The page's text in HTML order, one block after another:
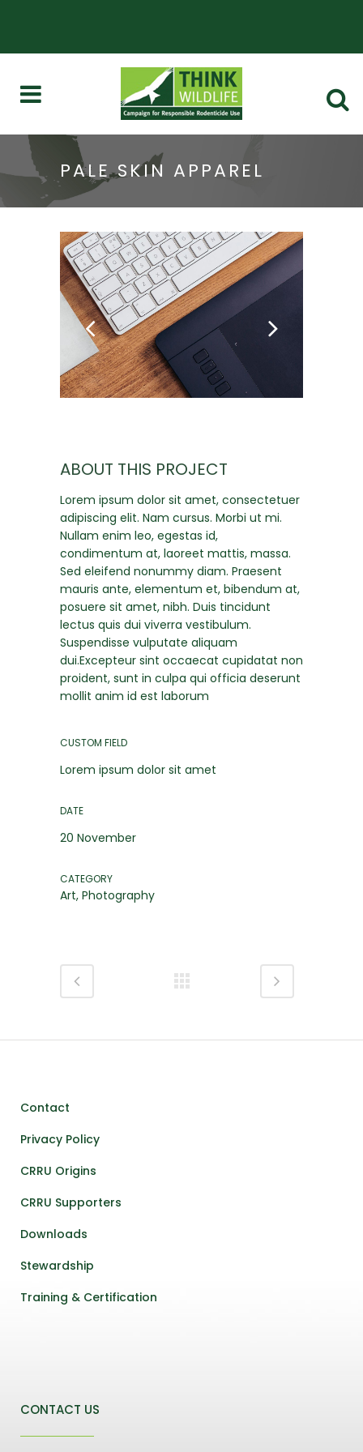
PALE SKIN APPAREL
ABOUT THIS PROJECT
Lorem ipsum dolor sit amet, consectetuer
adipiscing elit. Nam cursus. Morbi ut mi.
Nullam enim leo, egestas id,
condimentum at, laoreet mattis, massa.
Sed eleifend nonummy diam. Praesent
mauris ante, elementum et, bibendum at,
posuere sit amet, nibh. Duis tincidunt
lectus quis dui viverra vestibulum.
Suspendisse vulputate aliquam
dui.Excepteur sint occaecat cupidatat non
proident, sunt in culpa qui officia deserunt
mollit anim id est laborum
CUSTOM FIELD
Lorem ipsum dolor sit amet
DATE
20 November
CATEGORY
Art, Photography
Contact
Privacy Policy
CRRU Origins
CRRU Supporters
Downloads
Stewardship
Training & Certification
CONTACT US